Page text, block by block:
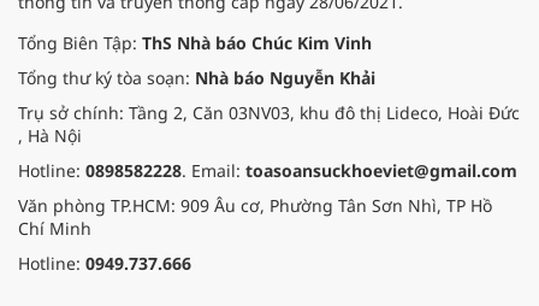
Tổng Biên Tập: ThS Nhà báo Chúc Kim Vinh
Tổng thư ký tòa soạn: Nhà báo Nguyễn Khải
Trụ sở chính: Tầng 2, Căn 03NV03, khu đô thị Lideco, Hoài Đức
, Hà Nội
Hotline: 0898582228. Email: toasoansuckhoeviet@gmail.com
Văn phòng TP.HCM: 909 Âu cơ, Phường Tân Sơn Nhì, TP Hồ
Chí Minh
Hotline: 0949.737.666